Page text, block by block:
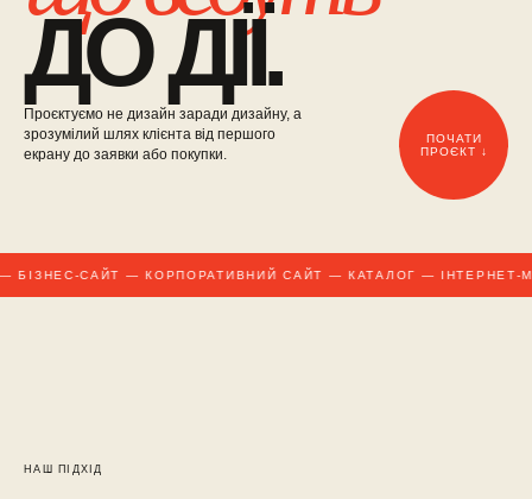
ДО ДІЇ.
Проєктуємо не дизайн заради дизайну, а
зрозумілий шлях клієнта від першого
екрану до заявки або покупки.
ПОЧАТИ
ПРОЄКТ ↓
БІЗНЕС-САЙТ — КОРПОРАТИВНИЙ САЙТ — КАТАЛОГ — ІНТЕРНЕТ-
НАШ ПІДХІД